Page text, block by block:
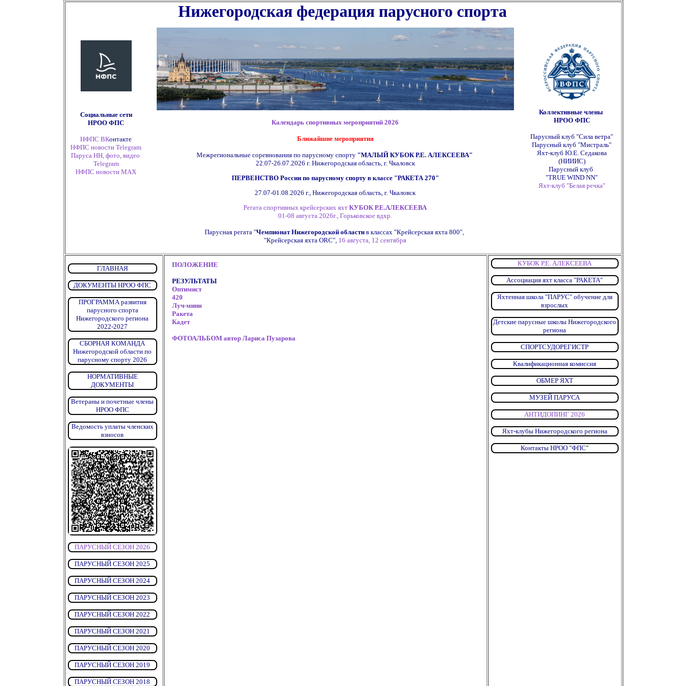
Нижегородская федерация парусного спорта
Социальные сети
НРОО ФПС
НФПС ВКонтакте
НФПС новости Telegram
Паруса НН, фото, видео
Telegram
НФПС новости MAX
Календарь спортивных мероприятий 2026
Ближайшие мероприятия
Межрегиональные соревнования по парусному спорту "МАЛЫЙ КУБОК Р.Е. АЛЕКСЕЕВА"
22.07-26.07.2026 г.Нижегородская область, г. Чкаловск
ПЕРВЕНСТВО России по парусному спорту в классе"РАКЕТА 270"
27.07-01.08.2026 г., Нижегородская область, г. Чкаловск
Регата спортивных крейсерских яхт КУБОК Р.Е.АЛЕКСЕЕВА
01-08 августа 2026г., Горьковское вдхр.
Парусная регата "Чемпионат Нижегородской области в классах "Крейсерская яхта 800",
"Крейсерская яхта ORC", 16 августа, 12 сентября
Коллективные члены
НРОО ФПС
Парусный клуб "Сила ветра"
Парусный клуб "Мистраль"
Яхт-клуб Ю.Е. Седакова
(НИИИС)
Парусный клуб
"TRUE WIND NN"
Яхт-клуб "Белая речка"
ГЛАВНАЯ
ДОКУМЕНТЫ НРОО ФПС
ПРОГРАММА развития
парусного спорта
Нижегородского региона
2022-2027
СБОРНАЯ КОМАНДА
Нижегородской области по
парусному спорту 2026
НОРМАТИВНЫЕ
ДОКУМЕНТЫ
Ветераны и почетные члены
НРОО ФПС
Ведомость уплаты членских
взносов
ПАРУСНЫЙ СЕЗОН 2026
ПАРУСНЫЙ СЕЗОН 2025
ПАРУСНЫЙ СЕЗОН 2024
ПАРУСНЫЙ СЕЗОН 2023
ПАРУСНЫЙ СЕЗОН 2022
ПАРУСНЫЙ СЕЗОН 2021
ПАРУСНЫЙ СЕЗОН 2020
ПАРУСНЫЙ СЕЗОН 2019
ПАРУСНЫЙ СЕЗОН 2018
ПОЛОЖЕНИЕ
РЕЗУЛЬТАТЫ
Оптимист
420
Луч-мини
Ракета
Кадет
ФОТОАЛЬБОМ автор Лариса Пузарова
КУБОК Р.Е. АЛЕКСЕЕВА
Ассоциация яхт класса "РАКЕТА"
Яхтенная школа "ПАРУС" обучение для
взрослых
Детские парусные школы Нижегородского
региона
СПОРТСУДОРЕГИСТР
Квалификационная комиссия
ОБМЕР ЯХТ
МУЗЕЙ ПАРУСА
АНТИДОПИНГ 2026
Яхт-клубы Нижегородского региона
Контакты НРОО "ФПС"